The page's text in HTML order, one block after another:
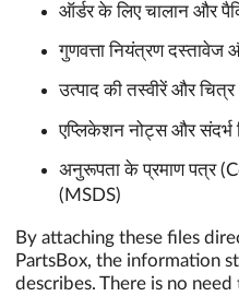
ऑर्डर के लिए चालान और
गुणवत्ता नियंत्रण दस्तावेज और
उत्पाद की तस्वीरें और चित्र
एप्लिकेशन नोट्स और संदर्भ
अनुरूपता के प्रमाण पत्र
(MSDS)
By attaching these files
PartsBox, the information
describes. There is no